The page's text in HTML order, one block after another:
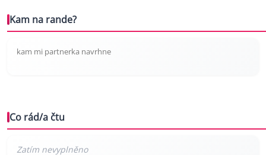
Kam na rande?
kam mi partnerka navrhne
Co rád/a čtu